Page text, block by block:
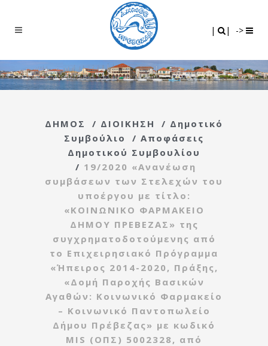
| | ->
ΔΗΜΟΣ / ΔΙΟΙΚΗΣΗ / Δημοτικό
Συμβούλιο
/ Αποφάσεις
Δημοτικού Συμβουλίου
/ 19/2020 «Ανανέωση
συμβάσεων των Στελεχών του
υποέργου με τίτλο:
«ΚΟΙΝΩΝΙΚΟ ΦΑΡΜΑΚΕΙΟ
ΔΗΜΟΥ ΠΡΕΒΕΖΑΣ» της
συγχρηματοδοτούμενης από
το Επιχειρησιακό Πρόγραμμα
«Ήπειρος 2014-2020, Πράξης,
«Δομή Παροχής Βασικών
Αγαθών: Κοινωνικό Φαρμακείο
– Κοινωνικό Παντοπωλείο
Δήμου Πρέβεζας» με κωδικό
MIS (ΟΠΣ) 5002328, από